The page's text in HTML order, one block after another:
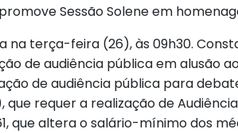
Sessão Solene em
na terça-feira (26), às 09h30.
de audiência pública em alusão
de audiência pública para
requer a realização de
que altera o salário-mínimo dos